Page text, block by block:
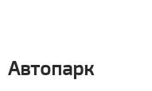
Автопарк